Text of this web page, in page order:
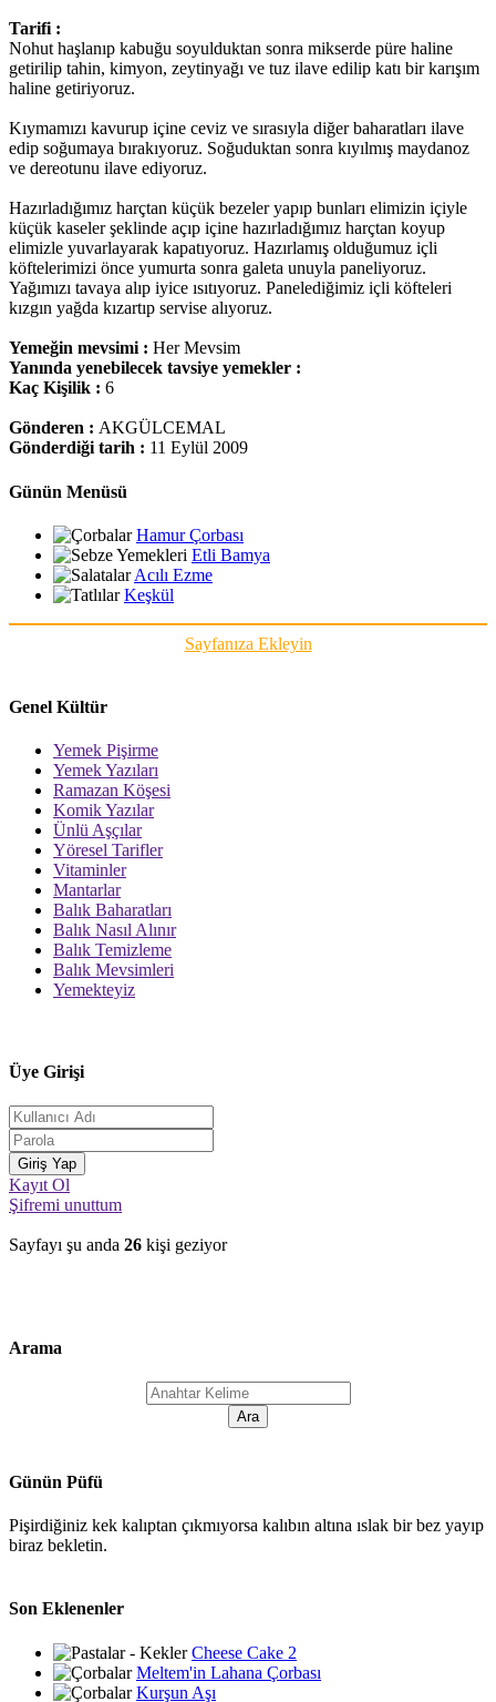
Tarifi :
Nohut haşlanıp kabuğu soyulduktan sonra mikserde püre haline
getirilip tahin, kimyon, zeytinyağı ve tuz ilave edilip katı bir karışım
haline getiriyoruz.
Kıymamızı kavurup içine ceviz ve sırasıyla diğer baharatları ilave
edip soğumaya bırakıyoruz. Soğuduktan sonra kıyılmış maydanoz
ve dereotunu ilave ediyoruz.
Hazırladığımız harçtan küçük bezeler yapıp bunları elimizin içiyle
küçük kaseler şeklinde açıp içine hazırladığımız harçtan koyup
elimizle yuvarlayarak kapatıyoruz. Hazırlamış olduğumuz içli
köftelerimizi önce yumurta sonra galeta unuyla paneliyoruz.
Yağımızı tavaya alıp iyice ısıtıyoruz. Panelediğimiz içli köfteleri
kızgın yağda kızartıp servise alıyoruz.
Yemeğin mevsimi : Her Mevsim
Yanında yenebilecek tavsiye yemekler :
Kaç Kişilik : 6
Gönderen : AKGÜLCEMAL
Gönderdiği tarih : 11 Eylül 2009
Günün Menüsü
Hamur Çorbası
Etli Bamya
Acılı Ezme
Keşkül
Sayfanıza Ekleyin
Genel Kültür
Yemek Pişirme
Yemek Yazıları
Ramazan Köşesi
Komik Yazılar
Ünlü Aşçılar
Yöresel Tarifler
Vitaminler
Mantarlar
Balık Baharatları
Balık Nasıl Alınır
Balık Temizleme
Balık Mevsimleri
Yemekteyiz
Üye Girişi
Kayıt Ol
Şifremi unuttum
Sayfayı şu anda 26 kişi geziyor
Arama
Günün Püfü
Pişirdiğiniz kek kalıptan çıkmıyorsa kalıbın altına ıslak bir bez yayıp
biraz bekletin.
Son Eklenenler
Cheese Cake 2
Meltem'in Lahana Çorbası
Kurşun Aşı